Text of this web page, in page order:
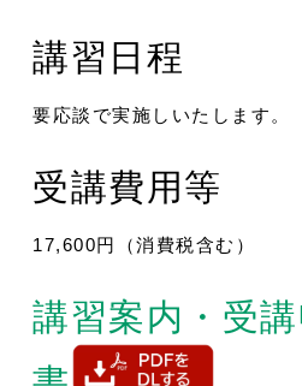
講習日程
要応談で実施しいたします。
受講費用等
17,600円（消費税含む）
講習案内・受